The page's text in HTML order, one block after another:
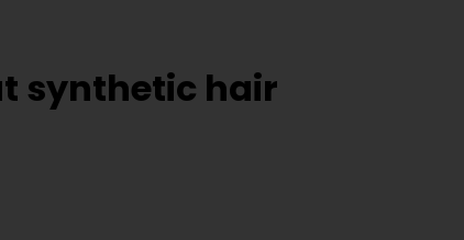
synthetic hair